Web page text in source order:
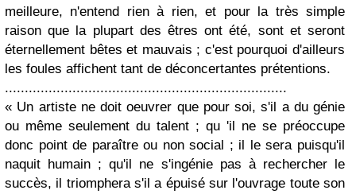
meilleure, n'entend rien à rien, et pour la très simple
raison que la plupart des êtres ont été, sont et seront
éternellement bêtes et mauvais ; c'est pourquoi d'ailleurs
les foules affichent tant de déconcertantes prétentions.
.......................................................................
« Un artiste ne doit oeuvrer que pour soi, s'il a du génie
ou même seulement du talent ; qu 'il ne se préoccupe
donc point de paraître ou non social ; il le sera puisqu'il
naquit humain ; qu'il ne s'ingénie pas à rechercher le
succès, il triomphera s'il a épuisé sur l'ouvrage toute son